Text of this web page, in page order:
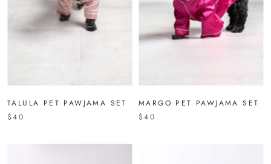
TALULA PET PAWJAMA SET
$40
MARGO PET PAWJAMA SET
$40